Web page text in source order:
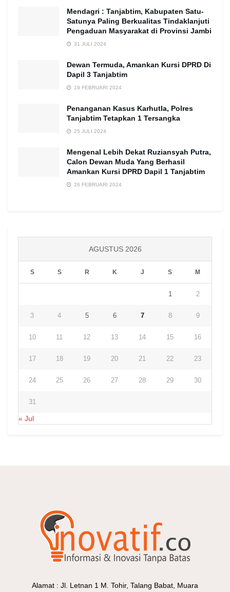
Mendagri : Tanjabtim, Kabupaten Satu-
Satunya Paling Berkualitas Tindaklanjuti
Pengaduan Masyarakat di Provinsi Jambi
31 JULI 2024
Dewan Termuda, Amankan Kursi DPRD Di
Dapil 3 Tanjabtim
19 FEBRUARI 2024
Penanganan Kasus Karhutla, Polres
Tanjabtim Tetapkan 1 Tersangka
25 JULI 2024
Mengenal Lebih Dekat Ruziansyah Putra,
Calon Dewan Muda Yang Berhasil
Amankan Kursi DPRD Dapil 1 Tanjabtim
26 FEBRUARI 2024
AGUSTUS 2026
S S R K J S M
1 2
3 4 5 6 7 8 9
10 11 12 13 14 15 16
17 18 19 20 21 22 23
24 25 26 27 28 29 30
31
« Jul
Alamat : Jl. Letnan 1 M. Tohir, Talang Babat, Muara